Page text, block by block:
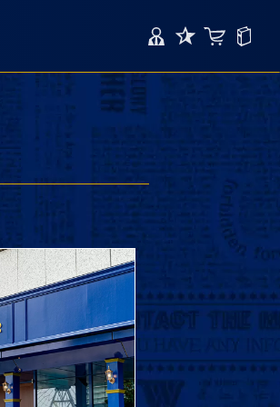
マイページ
お気に入りカートサポート